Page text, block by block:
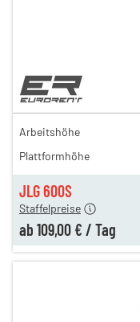
JLG 600S
179,00 €
159,00 €
129,00 €
119,00 €
Staffelpreise
ab 109,00 € / Tag
Arbeitshöhe
Plattformhöhe